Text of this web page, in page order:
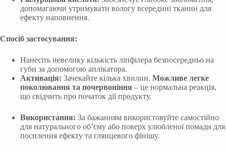
допомагаючи утримувати вологу всередині тканин для
ефекту наповнення.
Спосіб застосування:
Нанесіть невелику кількість ліпфілера безпосередньо на
губи за допомогою аплікатора.
Активація: Зачекайте кілька хвилин. Можливе легке
поколювання та почервоніння – це нормальна реакція,
що свідчить про початок дії продукту.
Використання: За бажанням використовуйте самостійно
для натурального об’єму або поверх улюбленої помади для
посилення ефекту та глянцевого фінішу.